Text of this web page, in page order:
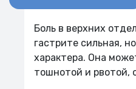
Боль в верхних
гастрите сильная,
характера. Она
тошнотой и рвотой,